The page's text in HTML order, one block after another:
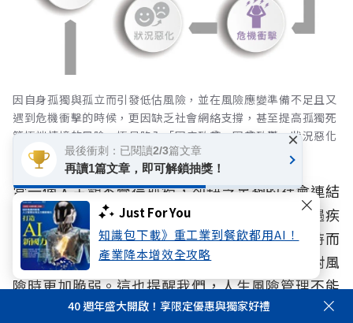
Just For You
知識包下載》重工業到餐飲都用AI！
產業降本增效全攻略
因自身孤獨與孤立而引發低估風險，並在風險應變準備不足且又
遇到危機衝擊的時候，更因缺乏社會網絡支撐，甚至提高孤獨死
等極端情境的風險，極易陷入「因病致貧、因貧致鬱」狀況惡化
的負向循環。
當一個人主觀不覺得孤獨，卻缺乏足夠的社會連結
時，可能因低估未來風險而延後準備；一旦遭遇疾
病、失能、意外或其他重大事件，又因缺乏支持而
影響身心健康、生活與財務狀況，使下一次面對風
險時更加脆弱。這也提醒我們，人生風險管理不能
只著重單一面向，而應及早辨識風險、建立全面準
40 週年盛大開啟！享限定優惠與獨家好禮
最後衝刺：已閱讀2/3篇文章
再讀1篇文章，即可解鎖抽獎！
×